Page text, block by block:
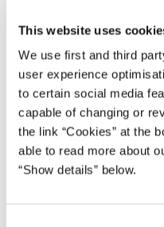
This website uses
We use first and third
user experience
to certain social media
capable of changing or
the link “Cookies” at the
able to read more about
“Show details” below.
fremhævede Danmark
vi bygger vindmøller til
elforbindelser til vores
Danmark satte
I 2017 satte Danmark